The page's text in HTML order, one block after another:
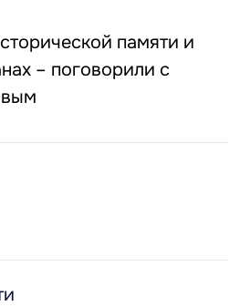
памяти и
– поговорили с